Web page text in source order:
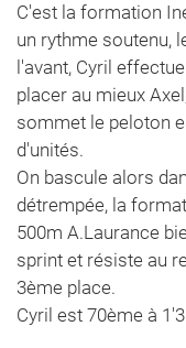
C'est la formation
un rythme soutenu,
l'avant, Cyril
placer au mieux
sommet le peloton
d'unités.
On bascule alors
détrempée, la
500m A.Laurance
sprint et résiste au
3ème place.
Cyril est 70ème à